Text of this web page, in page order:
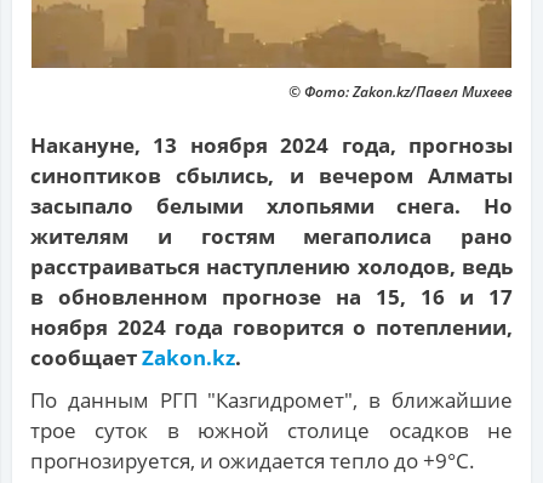
© Фото: Zakon.kz/Павел Михеев
Накануне, 13 ноября 2024 года, прогнозы
синоптиков сбылись, и вечером Алматы
засыпало белыми хлопьями снега. Но
жителям и гостям мегаполиса рано
расстраиваться наступлению холодов, ведь
в обновленном прогнозе на 15, 16 и 17
ноября 2024 года говорится о потеплении,
сообщаетZakon.kz.
По данным РГП "Казгидромет", в ближайшие
трое суток в южной столице осадков не
прогнозируется, и ожидается тепло до +9°С.